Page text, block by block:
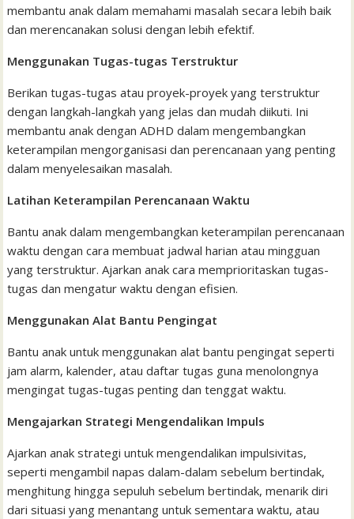
membantu anak dalam memahami masalah secara lebih baik
dan merencanakan solusi dengan lebih efektif.
Menggunakan Tugas-tugas Terstruktur
Berikan tugas-tugas atau proyek-proyek yang terstruktur
dengan langkah-langkah yang jelas dan mudah diikuti. Ini
membantu anak dengan ADHD dalam mengembangkan
keterampilan mengorganisasi dan perencanaan yang penting
dalam menyelesaikan masalah.
Latihan Keterampilan Perencanaan Waktu
Bantu anak dalam mengembangkan keterampilan perencanaan
waktu dengan cara membuat jadwal harian atau mingguan
yang terstruktur. Ajarkan anak cara memprioritaskan tugas-
tugas dan mengatur waktu dengan efisien.
Menggunakan Alat Bantu Pengingat
Bantu anak untuk menggunakan alat bantu pengingat seperti
jam alarm, kalender, atau daftar tugas guna menolongnya
mengingat tugas-tugas penting dan tenggat waktu.
Mengajarkan Strategi Mengendalikan Impuls
Ajarkan anak strategi untuk mengendalikan impulsivitas,
seperti mengambil napas dalam-dalam sebelum bertindak,
menghitung hingga sepuluh sebelum bertindak, menarik diri
dari situasi yang menantang untuk sementara waktu, atau